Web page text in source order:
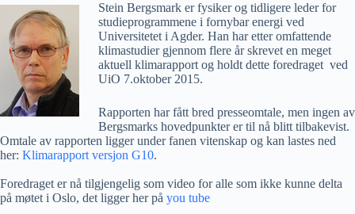
Stein Bergsmark er fysiker og tidligere leder for
studieprogrammene i fornybar energi ved
Universitetet i Agder. Han har etter omfattende
klimastudier gjennom flere år skrevet en meget
aktuell klimarapport og holdt dette foredraget ved
UiO 7.oktober 2015.
Rapporten har fått bred presseomtale, men ingen av
Bergsmarks hovedpunkter er til nå blitt tilbakevist.
Omtale av rapporten ligger under fanen vitenskap og kan lastes ned
her: Klimarapport versjon G10.
Foredraget er nå tilgjengelig som video for alle som ikke kunne delta
på møtet i Oslo, det ligger her på you tube